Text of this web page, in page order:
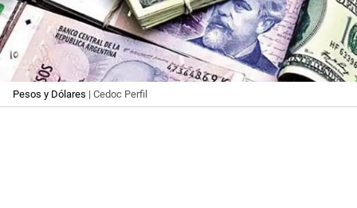
Pesos y Dólares | Cedoc Perfil